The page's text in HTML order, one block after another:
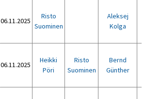
06.11.2025
Risto
Suominen
Aleksej
Kolga
06.11.2025
Heikki
Pöri
Risto
Suominen
Bernd
Günther